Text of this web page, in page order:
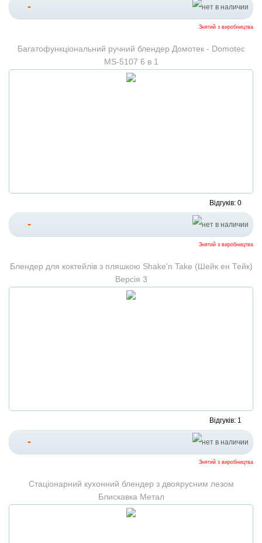
-
Знятий з виробництва
Багатофункціональний ручний блендер Домотек - Domotec
MS-5107 6 в 1
Відгуків: 0
-
Знятий з виробництва
Блендер для коктейлів з пляшкою Shake'n Take (Шейк ен Тейк)
Версія 3
Відгуків: 1
-
Знятий з виробництва
Стаціонарний кухонний блендер з двоярусним лезом
Блискавка Метал